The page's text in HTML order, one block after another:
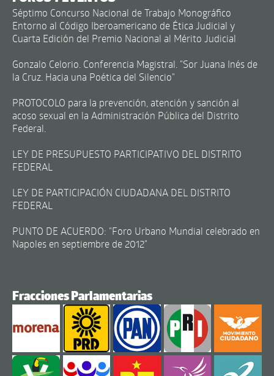
Séptimo Concurso Nacional de Trabajo Monográfico
Entorno al Código Iberoamericano de Ética Judicial y
Cuarta Edición del Premio Nacional al Mérito Judicial
Gonzalo Celorio. Conferencia Magistral. "Sor Juana Inés de
la Cruz. Hacia una Poética del Silencio"
PROTOCOLO para la prevención, atención y sanción al
acoso sexual en la Administración Pública del Distrito
Federal.
LEY DE PRESUPUESTO PARTICIPATIVO DEL DISTRITO
FEDERAL
LEY DE PARTICIPACIÓN CIUDADANA DEL DISTRITO
FEDERAL
PUNTO DE ACUERDO: "Foro Urbano Mundial celebrado en
Napoles en septiembre de 2012"
Fracciones Parlamentarias